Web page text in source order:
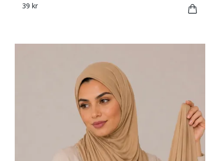
39 kr